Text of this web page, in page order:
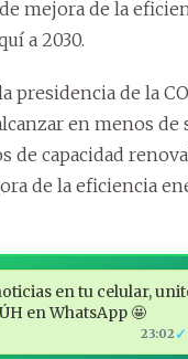
mejora de la
a 2030.
presidencia de la
en menos de
de capacidad
de la eficiencia
en tu celular,
en WhatsApp 🤩
23:02